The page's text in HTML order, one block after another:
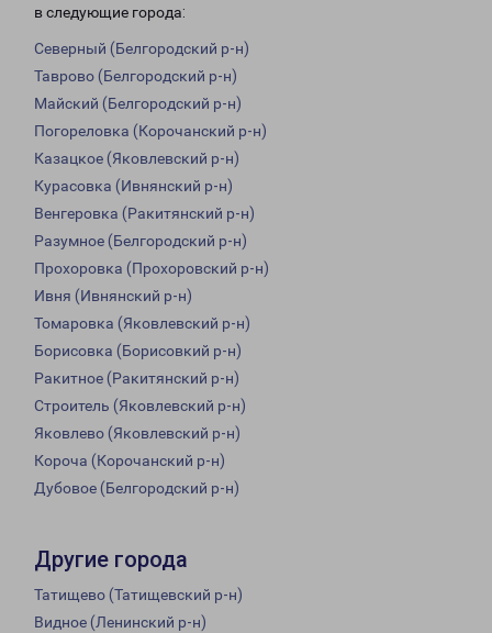
в следующие города:
Северный (Белгородский р-н)
Таврово (Белгородский р-н)
Майский (Белгородский р-н)
Погореловка (Корочанский р-н)
Казацкое (Яковлевский р-н)
Курасовка (Ивнянский р-н)
Венгеровка (Ракитянский р-н)
Разумное (Белгородский р-н)
Прохоровка (Прохоровский р-н)
Ивня (Ивнянский р-н)
Томаровка (Яковлевский р-н)
Борисовка (Борисовкий р-н)
Ракитное (Ракитянский р-н)
Строитель (Яковлевский р-н)
Яковлево (Яковлевский р-н)
Короча (Корочанский р-н)
Дубовое (Белгородский р-н)
Другие города
Татищево (Татищевский р-н)
Видное (Ленинский р-н)